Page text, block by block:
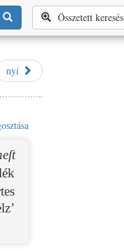
Összetett keresés
nyí